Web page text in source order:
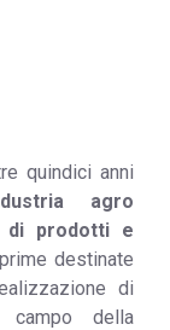
quindici anni
agro
di prodotti e
destinate
di
della